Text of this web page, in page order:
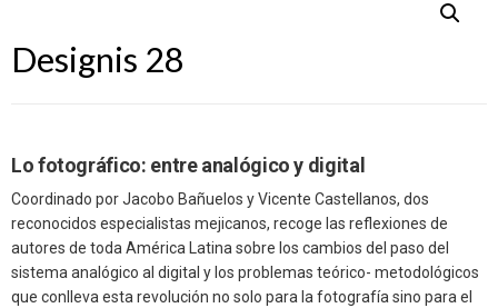
Designis 28
Lo fotográfico: entre analógico y digital
Coordinado por Jacobo Bañuelos y Vicente Castellanos, dos
reconocidos especialistas mejicanos, recoge las reflexiones de
autores de toda América Latina sobre los cambios del paso del
sistema analógico al digital y los problemas teórico- metodológicos
que conlleva esta revolución no solo para la fotografía sino para el